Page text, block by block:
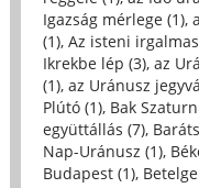
Igazság mérlege (1),
(1), Az isteni
Ikrekbe lép (3), az
(1), az Uránusz
Plútó (1), Bak
együttállás (7),
Nap-Uránusz (1),
Budapest (1),